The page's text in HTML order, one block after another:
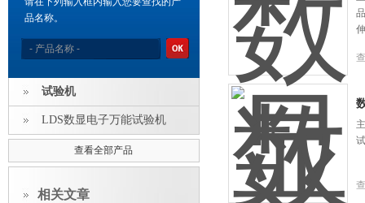
品名称。
试验机
LDS数显电子万能试验机
查看全部产品
相关文章